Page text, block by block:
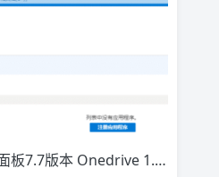
版本 Onedrive 1.6 备份插件失效